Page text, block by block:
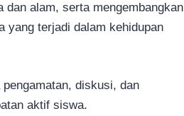
dan alam, serta mengembangkan
yang terjadi dalam kehidupan
diskusi, dan
aktif siswa.